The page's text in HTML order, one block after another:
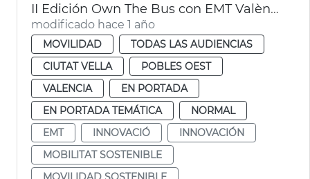
II Edición Own The Bus con EMT València
modificado hace 1 año
MOVILIDAD
TODAS LAS AUDIENCIAS
CIUTAT VELLA
POBLES OEST
VALENCIA
EN PORTADA
EN PORTADA TEMÁTICA
NORMAL
EMT
INNOVACIÓ
INNOVACIÓN
MOBILITAT SOSTENIBLE